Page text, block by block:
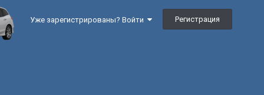
Уже зарегистрированы? Войти Регистрация